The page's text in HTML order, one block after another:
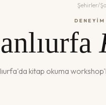
Şehirler/
'da kitap okuma